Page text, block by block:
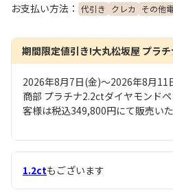
お支払い方法： 代引き クレカ その他
期間限定値引き!大丸松坂屋 プラ
2026年8月7日(金)～2026年8月11
商部 プラチナ2.2ctダイヤモンド
客様は税込349,800円にて販売いた
1.2ctもございます